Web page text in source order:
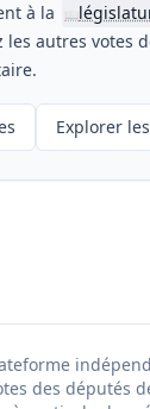
à la 📖
les autres votes
Explorer
des députés